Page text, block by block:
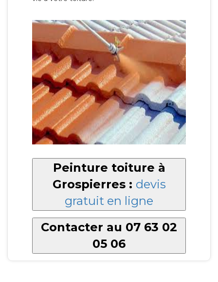
Peinture toiture à
Grospierres : devis
gratuit en ligne
Contacter au 07 63 02
05 06